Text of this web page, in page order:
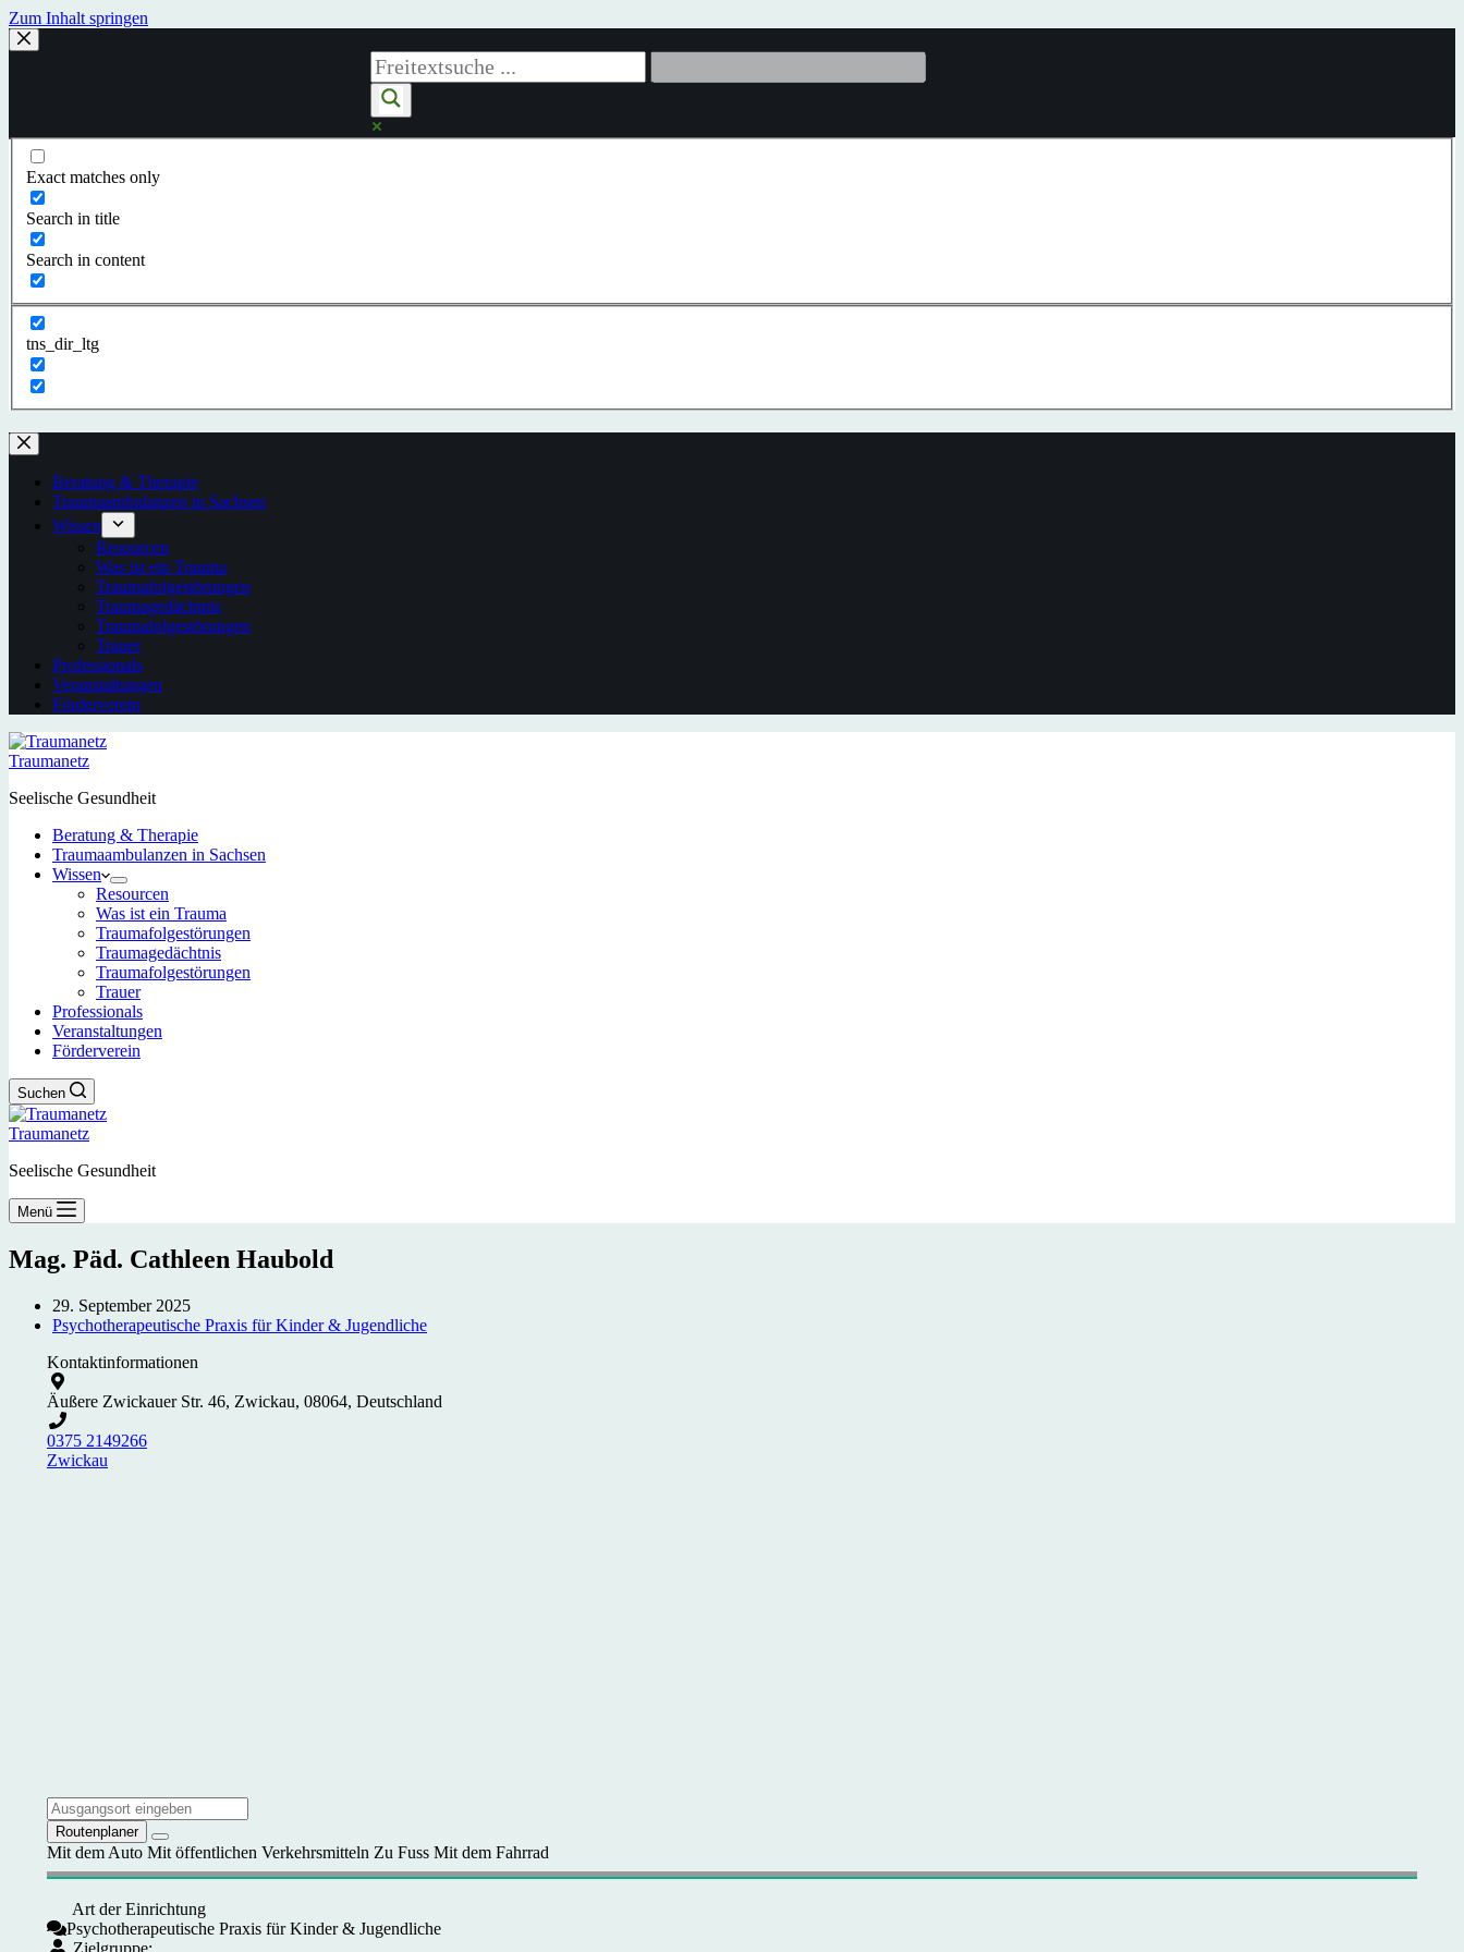
Zum Inhalt springen
Exact matches only
Search in title
Search in content
tns_dir_ltg
Beratung & Therapie
Traumaambulanzen in Sachsen
Wissen
Resourcen
Was ist ein Trauma
Traumafolgestörungen
Traumagedächtnis
Traumafolgestörungen
Trauer
Professionals
Veranstaltungen
Förderverein
Traumanetz
Seelische Gesundheit
Beratung & Therapie
Traumaambulanzen in Sachsen
Wissen
Resourcen
Was ist ein Trauma
Traumafolgestörungen
Traumagedächtnis
Traumafolgestörungen
Trauer
Professionals
Veranstaltungen
Förderverein
Suchen
Traumanetz
Seelische Gesundheit
Menü
Mag. Päd. Cathleen Haubold
29. September 2025
Psychotherapeutische Praxis für Kinder & Jugendliche
Kontaktinformationen
Äußere Zwickauer Str. 46, Zwickau, 08064, Deutschland
0375 2149266
Zwickau
Routenplaner
Mit dem Auto Mit öffentlichen Verkehrsmitteln Zu Fuss Mit dem Fahrrad
Art der Einrichtung
Psychotherapeutische Praxis für Kinder & Jugendliche
Zielgruppe: